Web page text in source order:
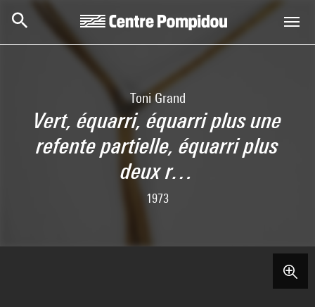
Skip to main content
Centre Pompidou
Toni Grand
Vert, équarri, équarri plus une
refente partielle, équarri plus
deux r…
1973